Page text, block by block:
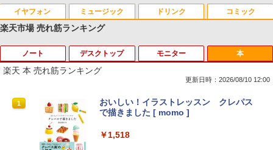
イヤフォン
Anker Soundcore P40i オフホワイト
￥7,990
Anker Soundcore P31i ブラック
ミュージック
BRUCE WAYNE feat. Flo Milli, ATL Jacob
[Explicit]
BRUCE WAYNE feat. Flo Milli, ATL Jacob
[Explicit]
ドリンク
by Amazon 天然水 ラベルレス 500ml ×24本
富士山の天然水 バナジウム含有 水 ミネラル
ウォーター ペットボトル 静岡県産 500ミリリ
￥1,380
コミック
薬屋のひとりごと 17巻 (デジタル版ビッグガ
ンガンコミックス)
ONE PIECE モノクロ版 115 (ジャンプコミッ
クスDIGITAL)
楽天市場 売れ筋ランキング
ノート
1
超得5,000円OFF&P10倍｜高性能Core i5
第10世代｜新生活応援 豪華特典付き｜最
ows11 office付き ｜中古ノートパソコン
デスクトップ
1
中古パソコン 一体型 富士通 ESPRIMO F
H52/S FMVF52SW Windows10 Celeron
ンチ Office付き DVD Webカメラ 無線L
モニター
1
【エントリーで最大全額ポイント還元｜
8/11まで】 PHILIPS｜フィリップス USB
0A/11 [23.8型 /フルHD(1920×1080) /ワ
本
楽天 本 売れ筋ランキング
更新日時：2026/08/10 12:00
1
おいしい！イラストレッスン クレパス
で描きました [ momo ]
￥1,518